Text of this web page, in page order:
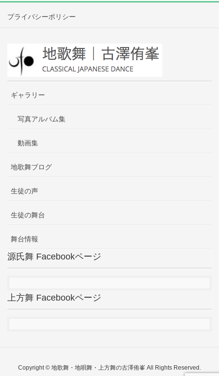
プライバシーポリシー
ギャラリー
写真アルバム集
動画集
地歌舞ブログ
生徒の声
生徒の舞台
舞台情報
源氏舞 Facebookページ
上方舞 Facebookページ
Copyright © 地歌舞・地唄舞・上方舞の古澤侑峯 All Rights Reserved.